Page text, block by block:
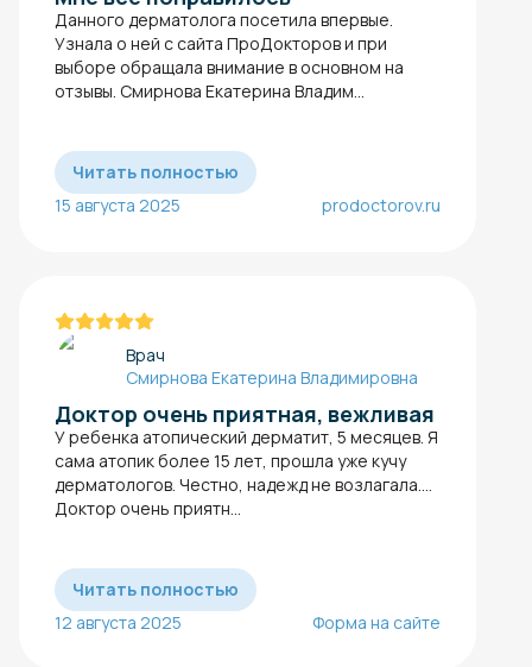
Данного дерматолога посетила впервые.
Узнала о ней с сайта ПроДокторов и при
выборе обращала внимание в основном на
отзывы. Смирнова Екатерина Владим...
Читать полностью
15 августа 2025
prodoctorov.ru
Врач
Смирнова Екатерина Владимировна
Доктор очень приятная, вежливая
У ребенка атопический дерматит, 5 месяцев. Я
сама атопик более 15 лет, прошла уже кучу
дерматологов. Честно, надежд не возлагала….
Доктор очень приятн...
Читать полностью
12 августа 2025
Форма на сайте